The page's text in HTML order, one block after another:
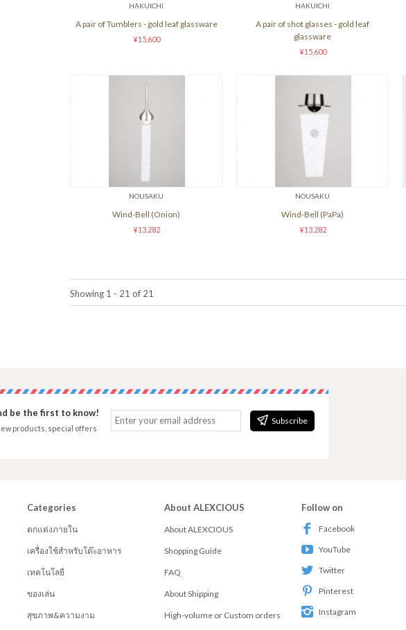
HAKUICHI
A pair of Tumblers - gold leaf glassware
¥15,600
HAKUICHI
A pair of shot glasses - gold leaf
glassware
¥15,600
NOUSAKU
Wind-Bell (Onion)
¥13,282
NOUSAKU
Wind-Bell (PaPa)
¥13,282
Showing 1 - 21 of 21
Subscribe
be the first to know!
products, special offers
Categories
ตกแต่งภายใน
เครื่องใช้สำหรับโต๊ะอาหาร
เทคโนโลยี
ของเล่น
สุขภาพ&ความงาม
About ALEXCIOUS
About ALEXCIOUS
Shopping Guide
FAQ
About Shipping
High-volume or Custom orders
Follow on
Facebook
YouTube
Twitter
Pinterest
Instagram